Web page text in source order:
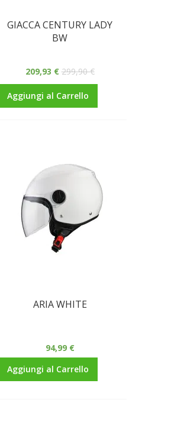
GIACCA CENTURY LADY
BW
209,93 € 299,90 €
Aggiungi al Carrello
ARIA WHITE
94,99 €
Aggiungi al Carrello